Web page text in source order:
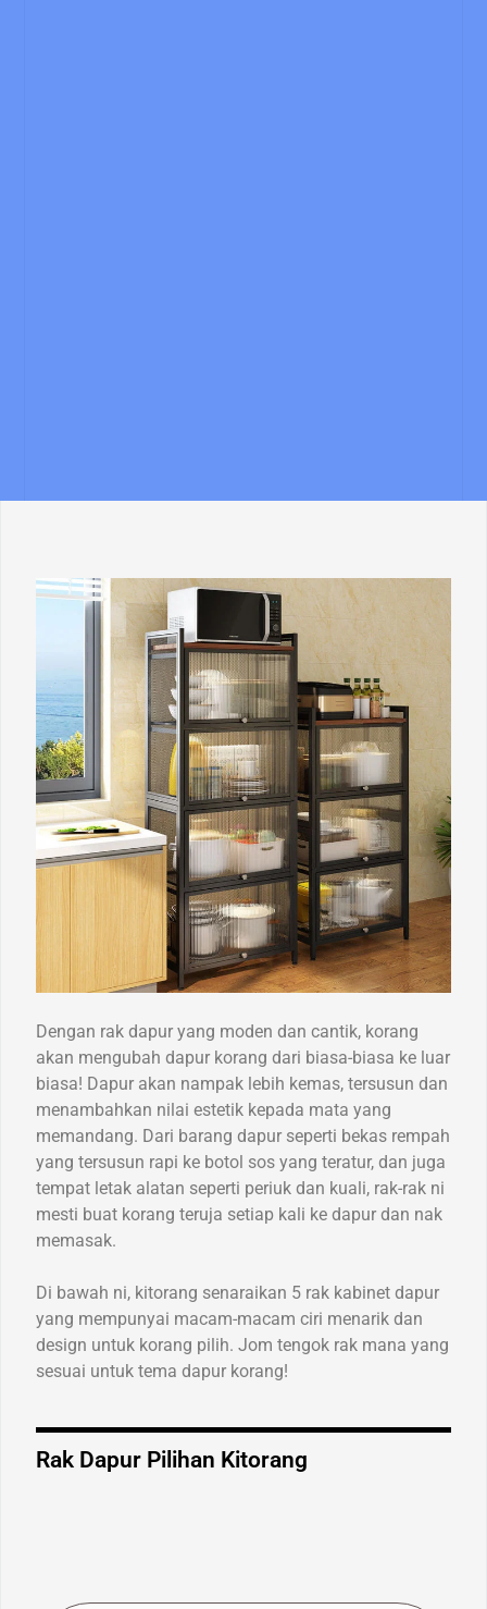
Dengan rak dapur yang moden dan cantik, korang
akan mengubah dapur korang dari biasa-biasa ke luar
biasa! Dapur akan nampak lebih kemas, tersusun dan
menambahkan nilai estetik kepada mata yang
memandang. Dari barang dapur seperti bekas rempah
yang tersusun rapi ke botol sos yang teratur, dan juga
tempat letak alatan seperti periuk dan kuali, rak-rak ni
mesti buat korang teruja setiap kali ke dapur dan nak
memasak.
Di bawah ni, kitorang senaraikan 5 rak kabinet dapur
yang mempunyai macam-macam ciri menarik dan
design untuk korang pilih. Jom tengok rak mana yang
sesuai untuk tema dapur korang!
Rak Dapur Pilihan Kitorang